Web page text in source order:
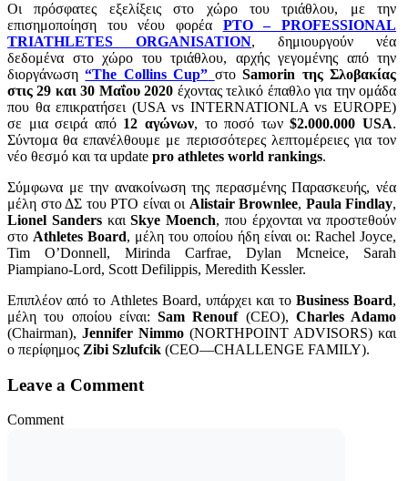
Οι πρόσφατες εξελίξεις στο χώρο του τριάθλου, με την
επισημοποίηση του νέου φορέα PTO – PROFESSIONAL
TRIATHLETES ORGANISATION, δημιουργούν νέα
δεδομένα στο χώρο του τριάθλου, αρχής γεγομένης από την
διοργάνωση“The Collins Cup” στοSamorin της Σλοβακίας
στις 29 και 30 Μαΐου 2020 έχοντας τελικό έπαθλο για την ομάδα
που θα επικρατήσει (USA vs INTERNATIONLA vs EUROPE)
σε μια σειρά από 12 αγώνων, το ποσό των$2.000.000 USA.
Σύντομα θα επανέλθουμε με περισσότερες λεπτομέρειες για τον
νέο θεσμό και τα update pro athletes world rankings.
Σύμφωνα με την ανακοίνωση της περασμένης Παρασκευής, νέα
μέλη στο ΔΣ του PTO είναι οι Alistair Brownlee, Paula Findlay,
Lionel SandersκαιSkye Moench, που έρχονται να προστεθούν
στο Athletes Board, μέλη του οποίου ήδη είναι οι: Rachel Joyce,
Tim O’Donnell, Mirinda Carfrae, Dylan Mcneice, Sarah
Piampiano-Lord, Scott Defilippis, Meredith Kessler.
Επιπλέον από το Athletes Board, υπάρχει και το Business Board,
μέλη του οποίου είναι: Sam Renouf(CEO), Charles Adamo
(Chairman), Jennifer Nimmo (NORTHPOINT ADVISORS) και
ο περίφημος Zibi Szlufcik (CEO—CHALLENGE FAMILY).
Leave a Comment
Comment